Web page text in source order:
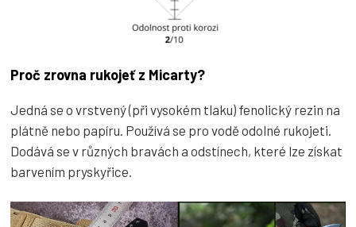
Proč zrovna rukojeť z Micarty?
Jedná se o vrstvený (při vysokém tlaku) fenolický rezin na
plátně nebo papíru. Používá se pro vodě odolné rukojeti.
Dodává se v různých bravách a odstínech, které lze získat
barvením pryskyřice.